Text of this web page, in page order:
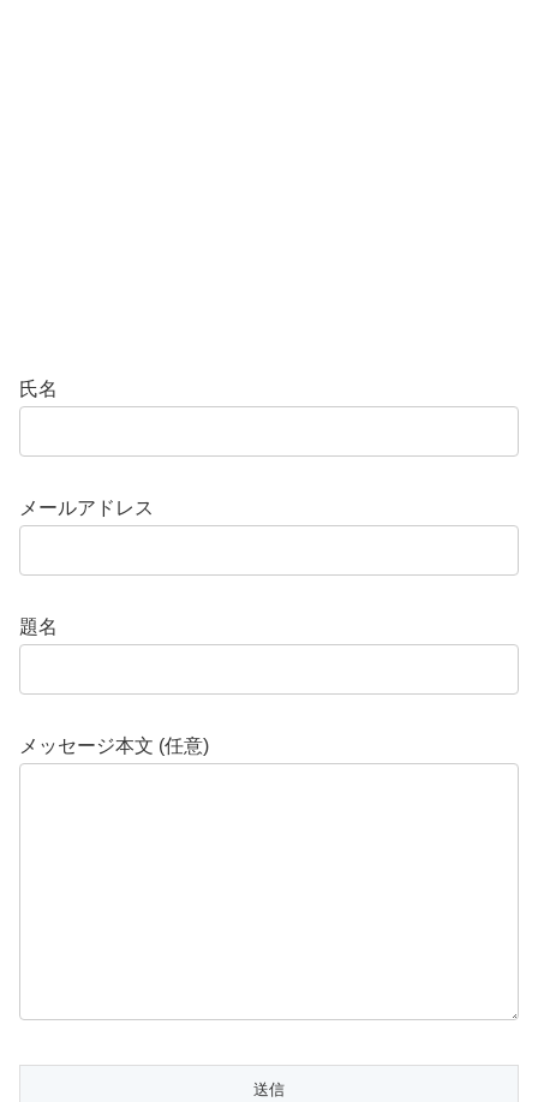
氏名
メールアドレス
題名
メッセージ本文 (任意)